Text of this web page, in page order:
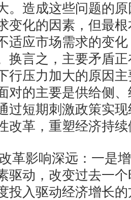
。造成这些问题的
变化的因素，但最
适应市场需求的变
换言之，主要矛盾
行压力加大的原因
对的主要是供给侧
过短期刺激政策实
改革，重塑经济持
革影响深远：一是
驱动，改变过去一
投入驱动经济增长